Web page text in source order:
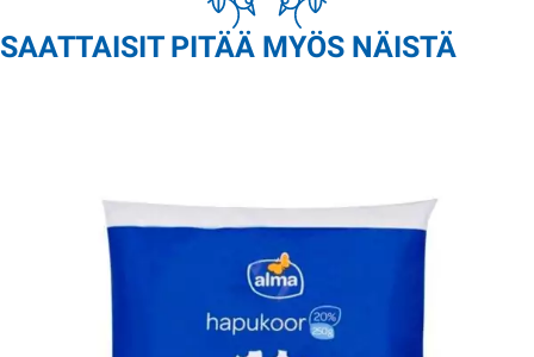
SAATTAISIT PITÄÄ MYÖS NÄISTÄ